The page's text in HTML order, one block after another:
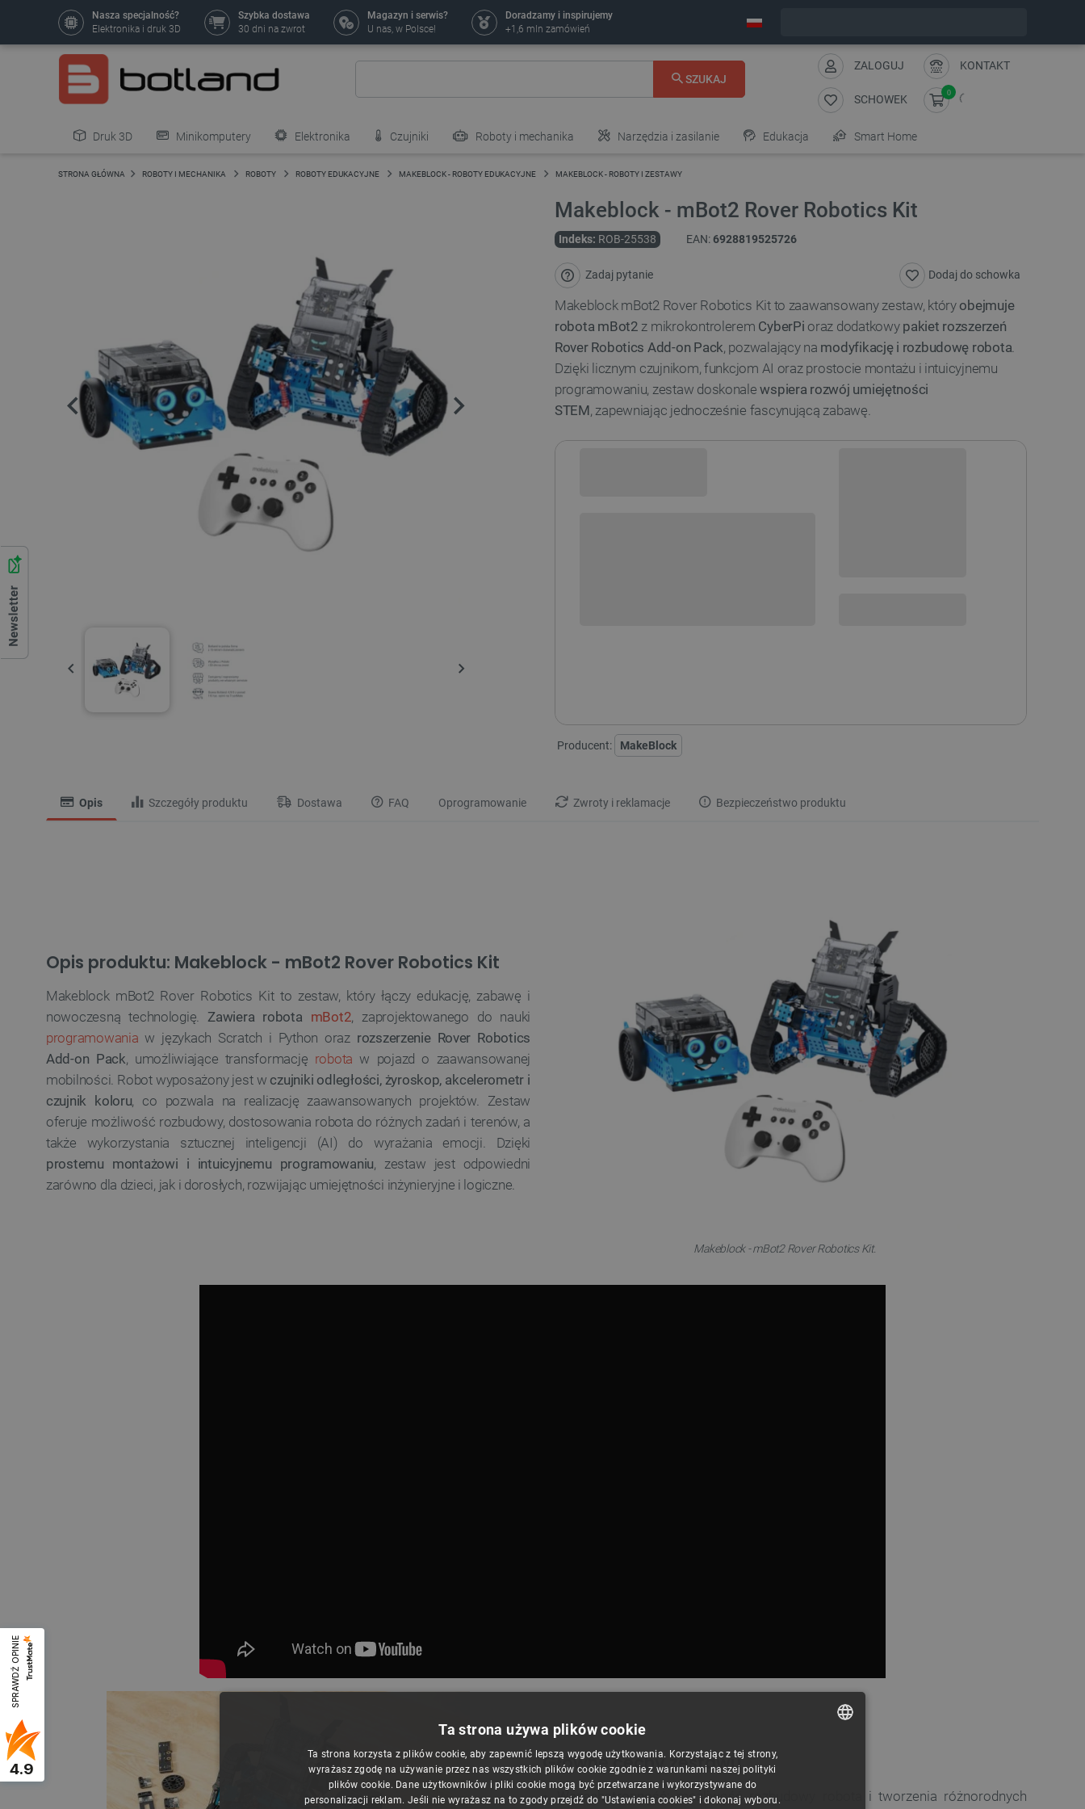
SPRAWDŹ OPINIE
4.9
Nasza specjalność?
Elektronika i druk 3D
Szybka dostawa
30 dni na zwrot
Magazyn i serwis?
U nas, w Polsce!
Doradzamy i inspirujemy
+1,6 mln zamówień
SZUKAJ
ZALOGUJ KONTAKT
SCHOWEK
0
Druk 3D Minikomputery Elektronika Czujniki Roboty i mechanika Narzędzia i zasilanie Edukacja Smart Home
Pozostałe
STRONA GŁÓWNA ROBOTY I MECHANIKA ROBOTY ROBOTY EDUKACYJNE MAKEBLOCK - ROBOTY EDUKACYJNE MAKEBLOCK - ROBOTY I ZESTAWY
Makeblock - mBot2 Rover Robotics Kit
Indeks: ROB-25538 EAN:6928819525726
Zadaj pytanie Dodaj do schowka
Makeblock mBot2 Rover Robotics Kit to zaawansowany zestaw, który obejmuje
robota mBot2 z mikrokontrolerem CyberPi oraz dodatkowy pakiet rozszerzeń
Rover Robotics Add-on Pack, pozwalający na modyfikację i rozbudowę robota.
Dzięki licznym czujnikom, funkcjom AI oraz prostocie montażu i intuicyjnemu
programowaniu, zestaw doskonale wspiera rozwój umiejętności
STEM, zapewniając jednocześnie fascynującą zabawę.
Producent: MakeBlock
Opis Szczegóły produktu Dostawa FAQ Oprogramowanie Zwroty i reklamacje Bezpieczeństwo produktu
Opis produktu: Makeblock - mBot2 Rover Robotics Kit
Makeblock mBot2 Rover Robotics Kit to zestaw, który łączy edukację, zabawę i
nowoczesną technologię. Zawiera robota mBot2, zaprojektowanego do nauki
programowania w językach Scratch i Python orazrozszerzenie Rover Robotics
Add-on Pack, umożliwiające transformację robota w pojazd o zaawansowanej
mobilności. Robot wyposażony jest w czujniki odległości, żyroskop, akcelerometr i
czujnik koloru, co pozwala na realizację zaawansowanych projektów. Zestaw
oferuje możliwość rozbudowy, dostosowania robota do różnych zadań i terenów, a
także wykorzystania sztucznej inteligencji (AI) do wyrażania emocji. Dzięki
prostemu montażowi i intuicyjnemu programowaniu, zestaw jest odpowiedni
zarówno dla dzieci, jak i dorosłych, rozwijając umiejętności inżynieryjne i logiczne.
Makeblock - mBot2 Rover Robotics Kit.
Główne cechy zestawu
Wszechstronność: możliwość rozbudowy robota i tworzenia różnorodnych
Ta strona używa plików cookie
Ta strona korzysta z plików cookie, aby zapewnić lepszą wygodę użytkowania. Korzystając z tej strony,
wyrażasz zgodę na używanie przez nas wszystkich plików cookie zgodnie z warunkami naszej polityki
plików cookie. Dane użytkowników i pliki cookie mogą być przetwarzane i wykorzystywane do
personalizacji reklam. Jeśli nie wyrażasz na to zgody przejdź do "Ustawienia cookies" i dokonaj wyboru.